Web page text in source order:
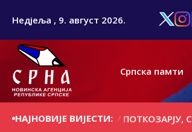
Недјеља , 9. август 2026.
Српска памти
НАЈНОВИЈЕ ВИЈЕСТИ:
У УДЕСУ У ПОТКОЗАРЈУ,